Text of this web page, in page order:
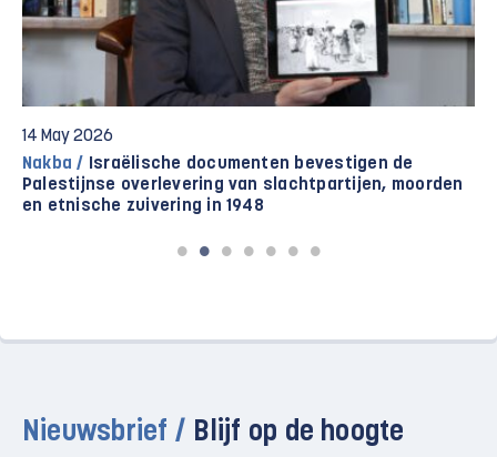
14 May 2026
Nakba / Israëlische documenten bevestigen de
Palestijnse overlevering van slachtpartijen, moorden
en etnische zuivering in 1948
Nieuwsbrief / Blijf op de hoogte